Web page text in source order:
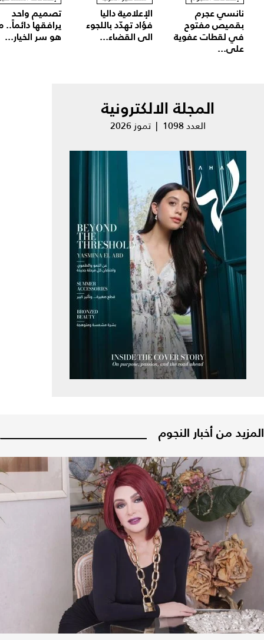
نانسي عجرم
بقميص مفتوح
في لقطات عفوية
على...
الإعلامية داليا
فؤاد تهدّد باللجوء
الى القضاء...
تصميم واحد
يرافقها دائماً..
هو سر الخيار...
المجلة الالكترونية
العدد 1098 | تموز 2026
المزيد من أخبار النجوم